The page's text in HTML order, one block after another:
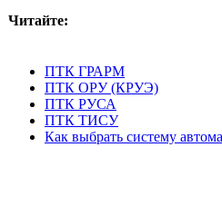
Читайте:
ПТК ГРАРМ
ПТК ОРУ (КРУЭ)
ПТК РУСА
ПТК ТИСУ
Как выбрать систему